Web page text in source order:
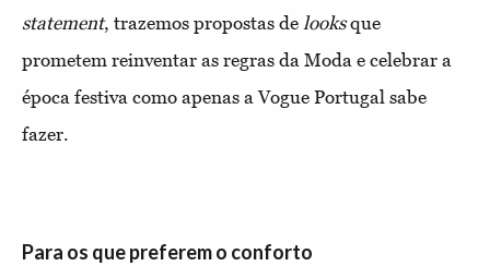
statement, trazemos propostas de looksque
prometem reinventar as regras da Moda e celebrar a
época festiva como apenas a Vogue Portugal sabe
fazer.
Para os que preferem o conforto